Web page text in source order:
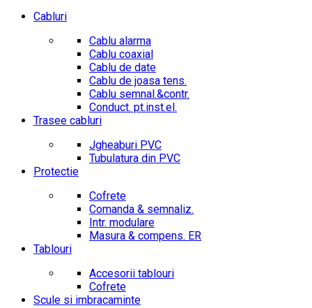
Cabluri
Cablu alarma
Cablu coaxial
Cablu de date
Cablu de joasa tens.
Cablu semnal.&contr.
Conduct. pt.inst.el.
Trasee cabluri
Jgheaburi PVC
Tubulatura din PVC
Protectie
Cofrete
Comanda & semnaliz.
Intr. modulare
Masura & compens. ER
Tablouri
Accesorii tablouri
Cofrete
Scule si imbracaminte